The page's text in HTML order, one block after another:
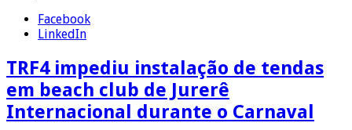
Facebook
LinkedIn
TRF4 impediu instalação de tendas
em beach club de Jurerê
Internacional durante o Carnaval